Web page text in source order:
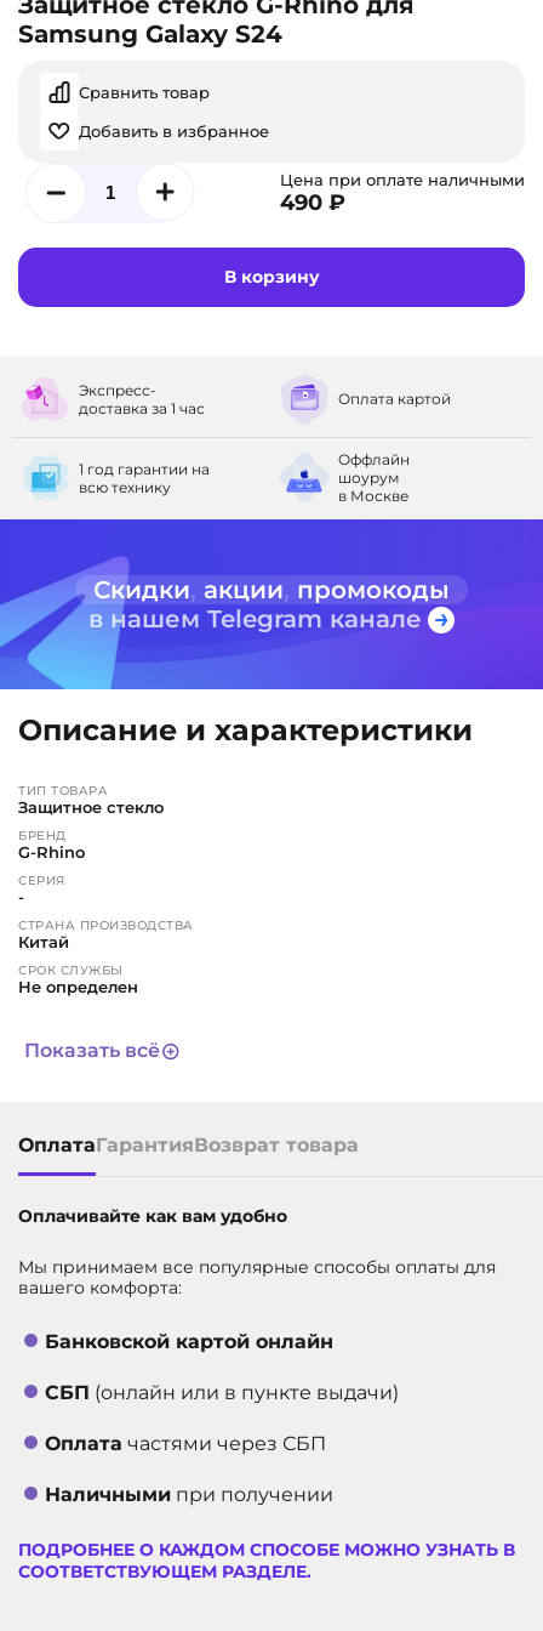
Samsung Galaxy S24
Сравнить товар
Добавить в избранное
Цена при оплате наличными
490 ₽
В корзину
Экспресс-
доставка за 1 час Оплата картой
1 год гарантии на
всю технику
Оффлайн
шоурум
в Москве
Скидки, акции, промокоды
в нашем Telegram канале
Описание и характеристики
ТИП ТОВАРА
Защитное стекло
БРЕНД
G-Rhino
СЕРИЯ
-
СТРАНА ПРОИЗВОДСТВА
Китай
СРОК СЛУЖБЫ
Не определен
Показать всё
ОплатаГарантияВозврат товара
Оплачивайте как вам удобно
Мы принимаем все популярные способы оплаты для
вашего комфорта:
Банковской картой онлайн
СБП (онлайн или в пункте выдачи)
Оплата частями через СБП
Наличными при получении
ПОДРОБНЕЕ О КАЖДОМ СПОСОБЕ МОЖНО УЗНАТЬ В
СООТВЕТСТВУЮЩЕМ РАЗДЕЛЕ.